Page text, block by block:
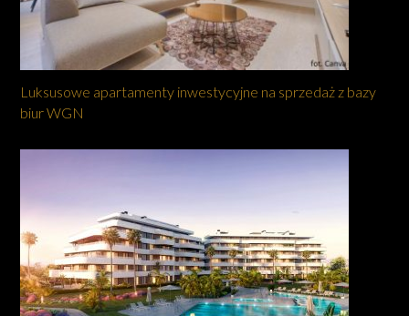
Luksusowe apartamenty inwestycyjne na sprzedaż z bazy
biur WGN